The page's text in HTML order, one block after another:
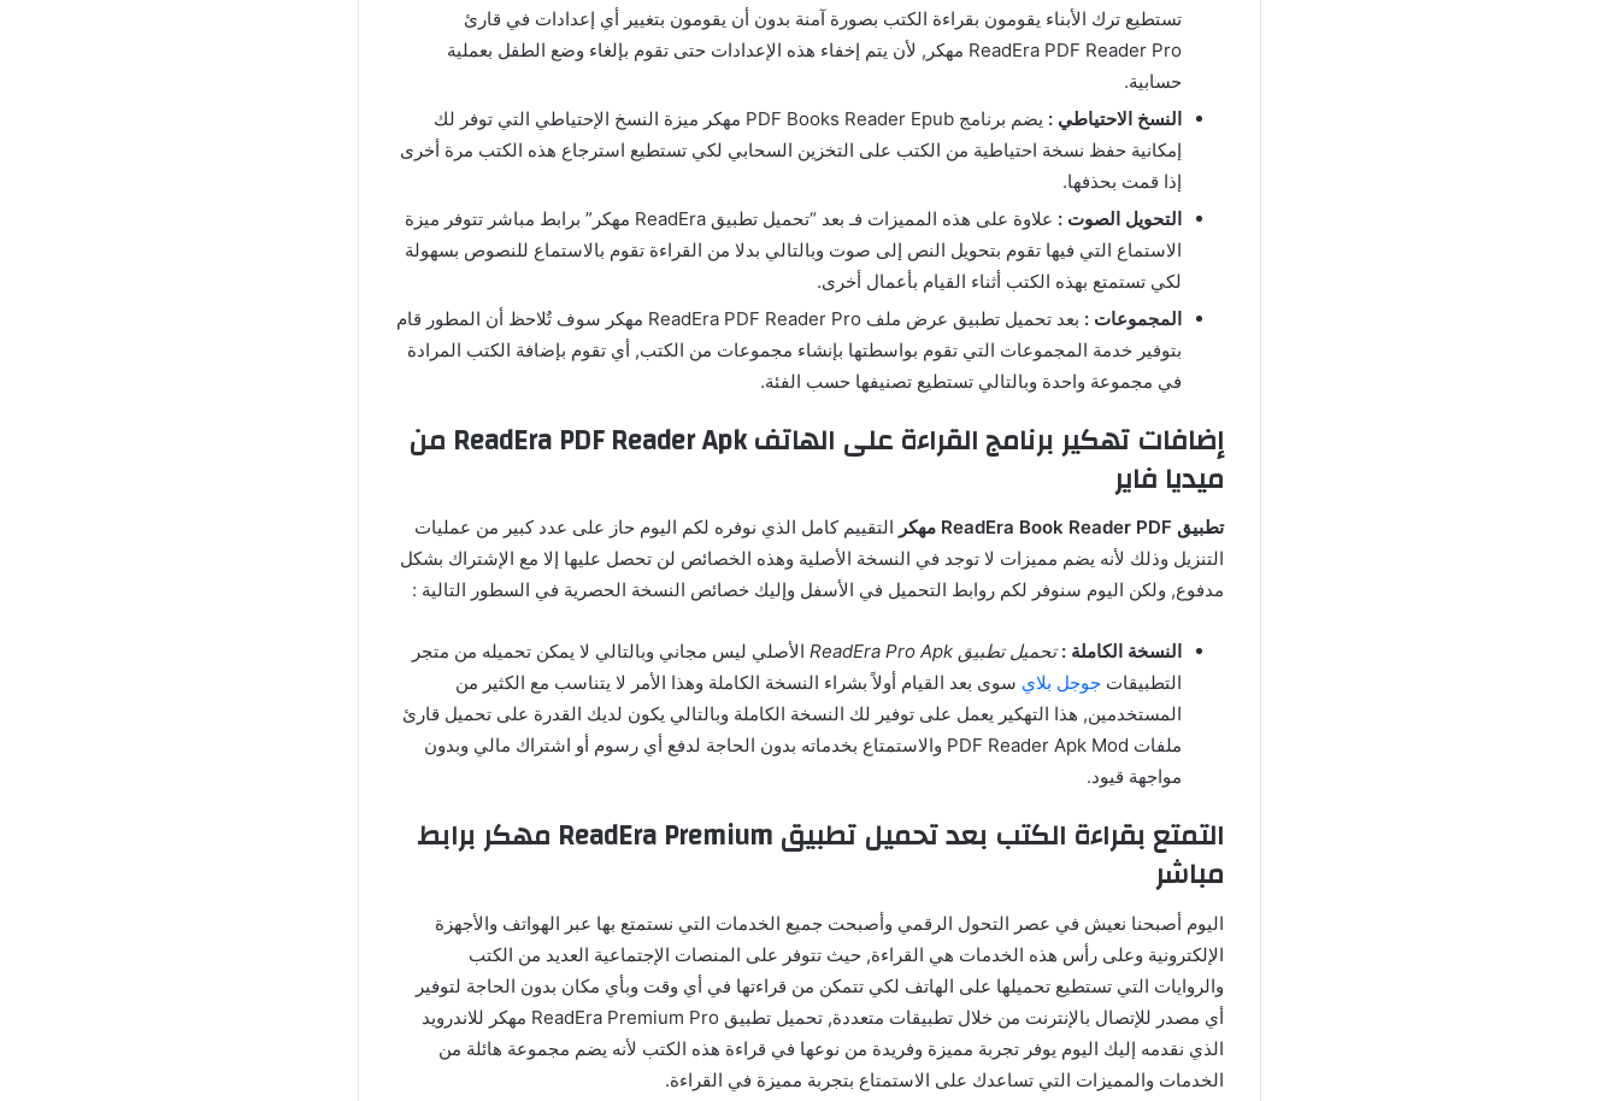
تستطيع ترك الأبناء يقومون بقراءة الكتب بصورة آمنة بدون أن يقومون بتغيير أي إعدادات في قارئ
ReadEra PDF Reader Pro مهكر, لأن يتم إخفاء هذه الإعدادات حتى تقوم بإلغاء وضع الطفل بعملية
حسابية.
النسخ الاحتياطي :
يضم برنامج PDF Books Reader Epub مهكر ميزة النسخ الإحتياطي التي توفر لك
إمكانية حفظ نسخة احتياطية من الكتب على التخزين السحابي لكي تستطيع استرجاع هذه الكتب مرة أخرى
إذا قمت بحذفها.
التحويل الصوت :
علاوة على هذه المميزات فـ بعد “تحميل تطبيق ReadEra مهكر” برابط مباشر تتوفر ميزة
الاستماع التي فيها تقوم بتحويل النص إلى صوت وبالتالي بدلا من القراءة تقوم بالاستماع للنصوص بسهولة
لكي تستمتع بهذه الكتب أثناء القيام بأعمال أخرى.
المجموعات :
بعد تحميل تطبيق عرض ملف ReadEra PDF Reader Pro مهكر سوف تٌلاحظ أن المطور قام
بتوفير خدمة المجموعات التي تقوم بواسطتها بإنشاء مجموعات من الكتب, أي تقوم بإضافة الكتب المرادة
في مجموعة واحدة وبالتالي تستطيع تصنيفها حسب الفئة.
إضافات تهكير برنامج القراءة على الهاتف ReadEra PDF Reader Apk من
ميديا فاير
تطبيق ReadEra Book Reader PDF مهكر
التقييم كامل الذي نوفره لكم اليوم حاز على عدد كبير من عمليات
التنزيل وذلك لأنه يضم مميزات لا توجد في النسخة الأصلية وهذه الخصائص لن تحصل عليها إلا مع الإشتراك بشكل
مدفوع, ولكن اليوم سنوفر لكم روابط التحميل في الأسفل وإليك خصائص النسخة الحصرية في السطور التالية :
النسخة الكاملة : تحميل تطبيق ReadEra Pro Apk
الأصلي ليس مجاني وبالتالي لا يمكن تحميله من متجر
التطبيقات جوجل بلاي سوى بعد القيام أولاً بشراء النسخة الكاملة وهذا الأمر لا يتناسب مع الكثير من
المستخدمين, هذا التهكير يعمل على توفير لك النسخة الكاملة وبالتالي يكون لديك القدرة على تحميل قارئ
ملفات PDF Reader Apk Mod والاستمتاع بخدماته بدون الحاجة لدفع أي رسوم أو اشتراك مالي وبدون
مواجهة قيود.
التمتع بقراءة الكتب بعد تحميل تطبيق ReadEra Premium مهكر برابط
مباشر
اليوم أصبحنا نعيش في عصر التحول الرقمي وأصبحت جميع الخدمات التي نستمتع بها عبر الهواتف والأجهزة
الإلكترونية وعلى رأس هذه الخدمات هي القراءة, حيث تتوفر على المنصات الإجتماعية العديد من الكتب
والروايات التي تستطيع تحميلها على الهاتف لكي تتمكن من قراءتها في أي وقت وبأي مكان بدون الحاجة لتوفير
أي مصدر للإتصال بالإنترنت من خلال تطبيقات متعددة, تحميل تطبيق ReadEra Premium Pro مهكر للاندرويد
الذي نقدمه إليك اليوم يوفر تجربة مميزة وفريدة من نوعها في قراءة هذه الكتب لأنه يضم مجموعة هائلة من
الخدمات والمميزات التي تساعدك على الاستمتاع بتجربة مميزة في القراءة.